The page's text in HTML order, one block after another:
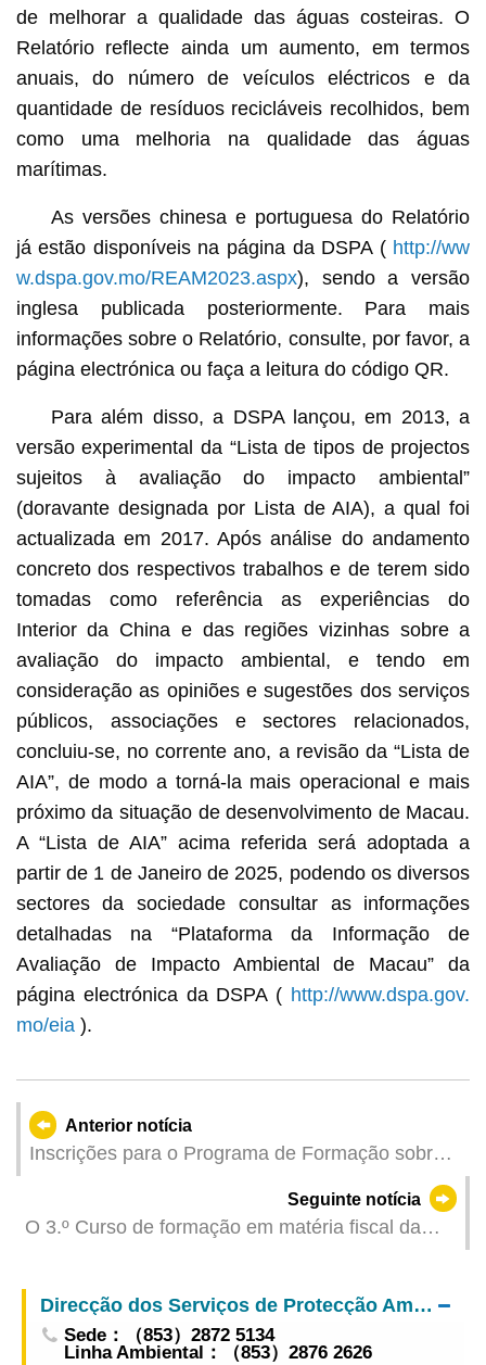
de melhorar a qualidade das águas costeiras. O
Relatório reflecte ainda um aumento, em termos
anuais, do número de veículos eléctricos e da
quantidade de resíduos recicláveis recolhidos, bem
como uma melhoria na qualidade das águas
marítimas.
As versões chinesa e portuguesa do Relatório
já estão disponíveis na página da DSPA ( http://ww
w.dspa.gov.mo/REAM2023.aspx), sendo a versão
inglesa publicada posteriormente. Para mais
informações sobre o Relatório, consulte, por favor, a
página electrónica ou faça a leitura do código QR.
Para além disso, a DSPA lançou, em 2013, a
versão experimental da “Lista de tipos de projectos
sujeitos à avaliação do impacto ambiental”
(doravante designada por Lista de AIA), a qual foi
actualizada em 2017. Após análise do andamento
concreto dos respectivos trabalhos e de terem sido
tomadas como referência as experiências do
Interior da China e das regiões vizinhas sobre a
avaliação do impacto ambiental, e tendo em
consideração as opiniões e sugestões dos serviços
públicos, associações e sectores relacionados,
concluiu-se, no corrente ano, a revisão da “Lista de
AIA”, de modo a torná-la mais operacional e mais
próximo da situação de desenvolvimento de Macau.
A “Lista de AIA” acima referida será adoptada a
partir de 1 de Janeiro de 2025, podendo os diversos
sectores da sociedade consultar as informações
detalhadas na “Plataforma da Informação de
Avaliação de Impacto Ambiental de Macau” da
página electrónica da DSPA ( http://www.dspa.gov.
mo/eia).
Anterior notícia
Inscrições para o Programa de Formação sobre
Seguinte notícia
O 3.º Curso de formação em matéria fiscal da
com sucesso
Direcção dos Serviços de Protecção Ambiental
Sede：（853）2872 5134
Linha Ambiental：（853）2876 2626